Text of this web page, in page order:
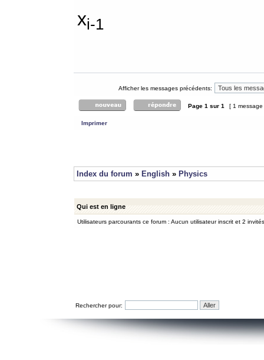
xi-1
Afficher les messages précédents:
Page 1 sur 1 [ 1
Imprimer
Index du forum » English » Physics
Qui est en ligne
Utilisateurs parcourants ce forum : Aucun utilisateur inscrit et 2 invités
Rechercher pour: